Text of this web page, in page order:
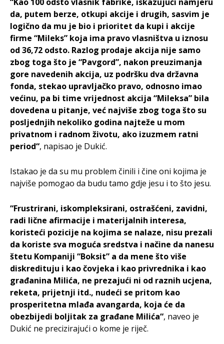
da, putem berze, otkupi akcije i drugih, sasvim je
logično da mu je bio i prioritet da kupi i akcije
firme “Mileks” koja ima pravo vlasništva u iznosu
od 36,72 odsto. Razlog prodaje akcija nije samo
zbog toga što je “Pavgord”, nakon preuzimanja
gore navedenih akcija, uz podršku dva državna
fonda, stekao upravljačko pravo, odnosno imao
većinu, pa bi time vrijednost akcija “Mileksa” bila
dovedena u pitanje, već najviše zbog toga što su
posljednjih nekoliko godina najteže u mom
privatnom i radnom životu, ako izuzmem ratni
period“, napisao je Dukić.
Istakao je da su mu problem činili i čine oni kojima je
najviše pomogao da budu tamo gdje jesu i to što jesu.
“Frustrirani, iskompleksirani, ostrašćeni, zavidni,
radi lične afirmacije i materijalnih interesa,
koristeći pozicije na kojima se nalaze, nisu prezali
da koriste sva moguća sredstva i načine da nanesu
štetu Kompaniji “Boksit” a da mene što više
diskredituju i kao čovjeka i kao privrednika i kao
građanina Milića, ne prezajući ni od raznih ucjena,
reketa, prijetnji itd., nudeći se pritom kao
prosperitetna mlađa avangarda, koja će da
obezbijedi boljitak za građane Milića“, naveo je
Dukić ne precizirajući o kome je riječ.